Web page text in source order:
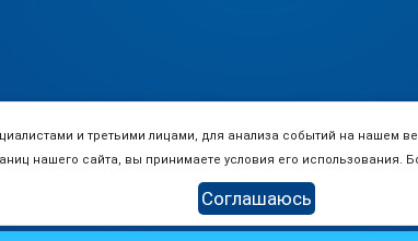
материалов разрешено только при наличии
и третьими лицами, для анализа событий на нашем
нашего сайта, вы принимаете условия его использования.
Соглашаюсь